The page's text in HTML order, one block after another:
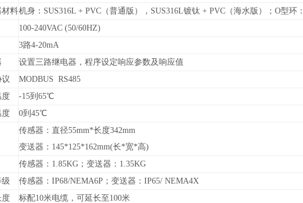
材料机身：SUS316L + PVC（普通版），SUS316L镀钛 + PVC（海水版）；O型
100-240VAC (50/60HZ)
3路4-20mA
设置三路继电器，程序设定响应参数及响应值
MODBUS RS485
度
-15到65℃
度
0到45℃
传感器：直径55mm*长度342mm
变送器：145*125*162mm(长*宽*高)
传感器：1.85KG；变送器：1.35KG
传感器：IP68/NEMA6P；变送器：IP65/ NEMA4X
度
标配10米电缆，可延长至100米